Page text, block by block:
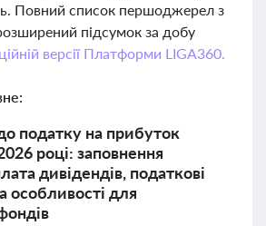
Повний список першоджерел з
підсумок за добу
версії Платформи LIGA360.
податку на прибуток
році: заповнення
дивідендів, податкові
особливості для